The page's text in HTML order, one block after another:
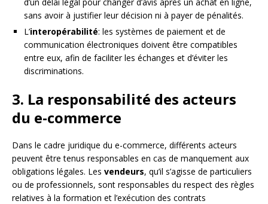
sans avoir à justifier leur décision ni à payer de pénalités.
L’interopérabilité: les systèmes de paiement et de
communication électroniques doivent être compatibles
entre eux, afin de faciliter les échanges et d’éviter les
discriminations.
3. La responsabilité des acteurs
du e-commerce
Dans le cadre juridique du e-commerce, différents acteurs
peuvent être tenus responsables en cas de manquement aux
obligations légales. Les vendeurs, qu’il s’agisse de particuliers
ou de professionnels, sont responsables du respect des règles
relatives à la formation et l’exécution des contrats